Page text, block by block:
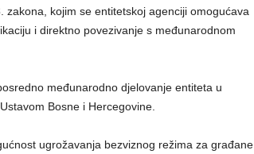
kojim se entitetskoj agenciji omogućava
i direktno povezivanje s međunarodnom
međunarodno djelovanje entiteta u
Bosne i Hercegovine.
ugrožavanja bezviznog režima za građane